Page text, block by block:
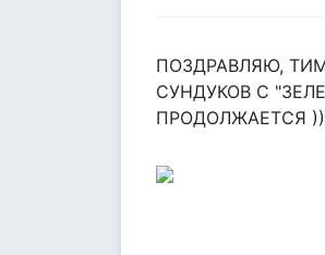
ПОЗДРАВЛЯЮ,
СУНДУКОВ С
ПРОДОЛЖАЕТСЯ